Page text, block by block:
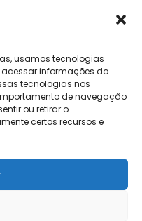
usamos tecnologias
informações do
tecnologias nos
de navegação
ou retirar o
certos recursos e